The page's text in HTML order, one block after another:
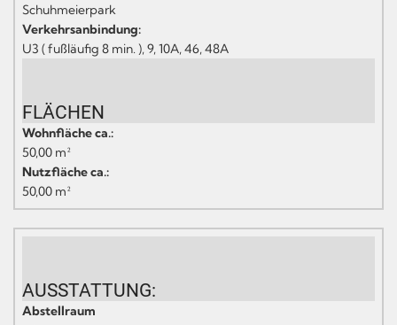
Schuhmeierpark
Verkehrsanbindung:
U3 ( fußläufig 8 min. ), 9, 10A, 46, 48A
FLÄCHEN
Wohnfläche ca.:
50,00 m²
Nutzfläche ca.:
50,00 m²
AUSSTATTUNG:
Abstellraum